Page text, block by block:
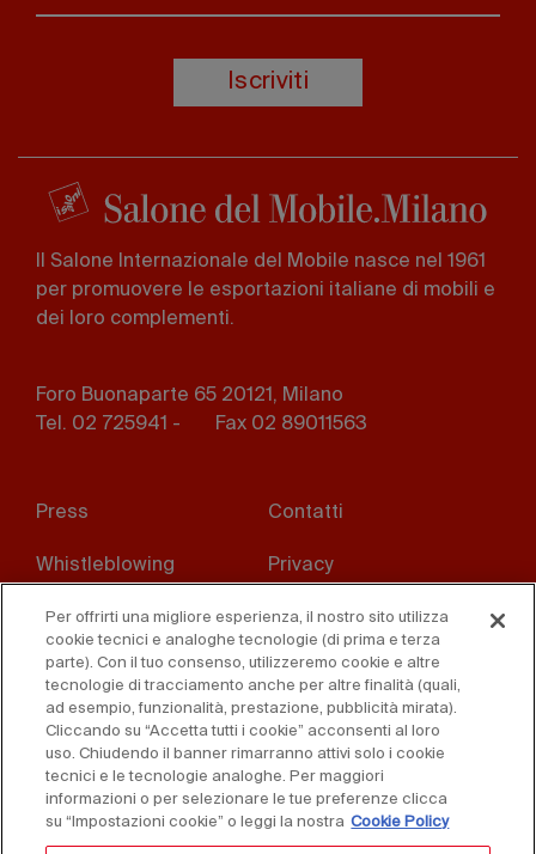
Iscriviti
Il Salone Internazionale del Mobile nasce nel 1961
per promuovere le esportazioni italiane di mobili e
dei loro complementi.
Foro Buonaparte 65 20121, Milano
Tel. 02 725941 -
Fax 02 89011563
menu
Press Contatti
Whistleblowing Privacy
Disclaimer D. Lgs. 231/01
Cookies Condizioni di vendita
Dichiarazione di
accessibilità
Per offrirti una migliore esperienza, il nostro sito utilizza
cookie tecnici e analoghe tecnologie (di prima e terza
parte). Con il tuo consenso, utilizzeremo cookie e altre
tecnologie di tracciamento anche per altre finalità (quali,
ad esempio, funzionalità, prestazione, pubblicità mirata).
Cliccando su “Accetta tutti i cookie” acconsenti al loro
uso. Chiudendo il banner rimarranno attivi solo i cookie
tecnici e le tecnologie analoghe. Per maggiori
informazioni o per selezionare le tue preferenze clicca
su “Impostazioni cookie” o leggi la nostra Cookie Policy